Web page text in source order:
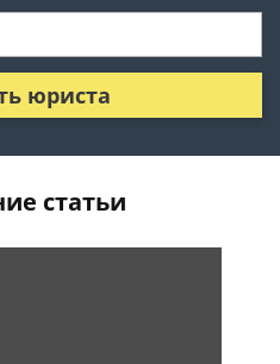
юриста
статьи